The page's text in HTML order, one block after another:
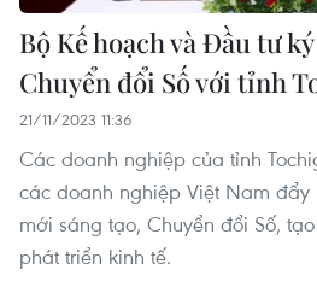
Bộ Kế hoạch và Đầu tư
Chuyển đổi Số với tỉnh
21/11/2023 11:36
Các doanh nghiệp của tỉnh
các doanh nghiệp Việt Nam
mới sáng tạo, Chuyển đổi Số,
phát triển kinh tế.